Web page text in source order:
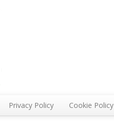
Privacy Policy Cookie Policy